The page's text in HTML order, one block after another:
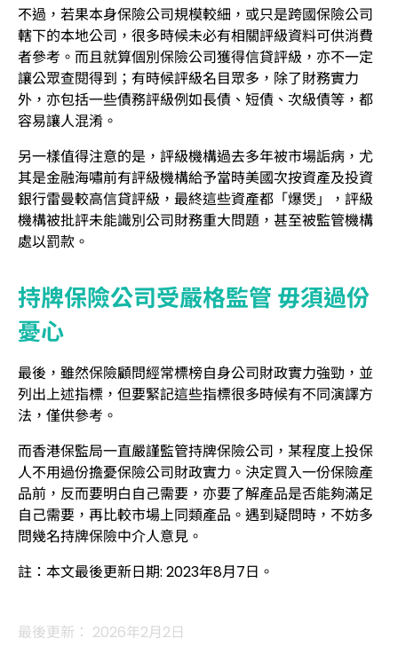
不過，若果本身保險公司規模較細，或只是跨國保險公司
轄下的本地公司，很多時候未必有相關評級資料可供消費
者參考。而且就算個別保險公司獲得信貸評級，亦不一定
讓公眾查閱得到；有時候評級名目眾多，除了財務實力
外，亦包括一些債務評級例如長債、短債、次級債等，都
容易讓人混淆。
另一樣值得注意的是，評級機構過去多年被市場詬病，尤
其是金融海嘯前有評級機構給予當時美國次按資產及投資
銀行雷曼較高信貸評級，最終這些資產都「爆煲」，評級
機構被批評未能識別公司財務重大問題，甚至被監管機構
處以罰款。
持牌保險公司受嚴格監管 毋須過份
憂心
最後，雖然保險顧問經常標榜自身公司財政實力強勁，並
列出上述指標，但要緊記這些指標很多時候有不同演譯方
法，僅供參考。
而香港保監局一直嚴謹監管持牌保險公司，某程度上投保
人不用過份擔憂保險公司財政實力。決定買入一份保險產
品前，反而要明白自己需要，亦要了解產品是否能夠滿足
自己需要，再比較市場上同類產品。遇到疑問時，不妨多
問幾名持牌保險中介人意見。
註：本文最後更新日期: 2023年8月7日。
最後更新： 2026年2月2日